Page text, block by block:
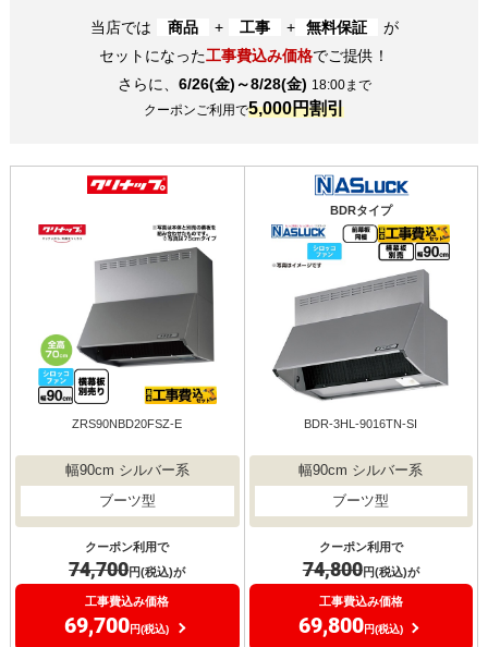
当店では 商品 + 工事 + 無料保証
が
セットになった工事費込み価格でご提供！
さらに、 6/26(金)～8/28(金) 18:00まで
クーポンご利用で5,000円割引
ZRS90NBD20FSZ-E
幅90cm シルバー系
ブーツ型
クーポン利用で
74,700円(税込)が
工事費込み価格
69,700円(税込)
BDRタイプ
BDR-3HL-9016TN-SI
幅90cm シルバー系
ブーツ型
クーポン利用で
74,800円(税込)が
工事費込み価格
69,800円(税込)